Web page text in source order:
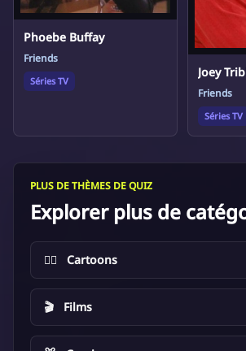
Phoebe Buffay
Friends
Séries TV
Joey
Friends
Séries TV
PLUS DE THÈMES DE QUIZ
Explorer plus de
🦸‍♂️ Cartoons
🎬 Films